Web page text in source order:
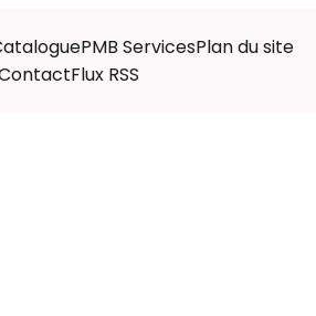
PMB ServicesPlan du site
Flux RSS